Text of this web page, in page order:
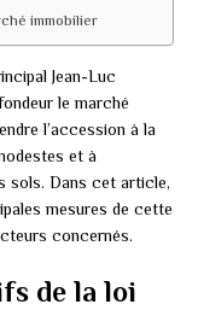
immobilier
Jean-Luc
le marché
l’accession à la
et à
sols. Dans cet article,
mesures de cette
concernés.
de la loi